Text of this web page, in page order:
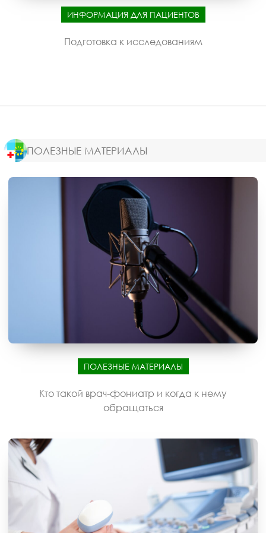
ИНФОРМАЦИЯ ДЛЯ ПАЦИЕНТОВ
Подготовка к исследованиям
ПОЛЕЗНЫЕ МАТЕРИАЛЫ
ПОЛЕЗНЫЕ МАТЕРИАЛЫ
Кто такой врач-фониатр и когда к нему
обращаться